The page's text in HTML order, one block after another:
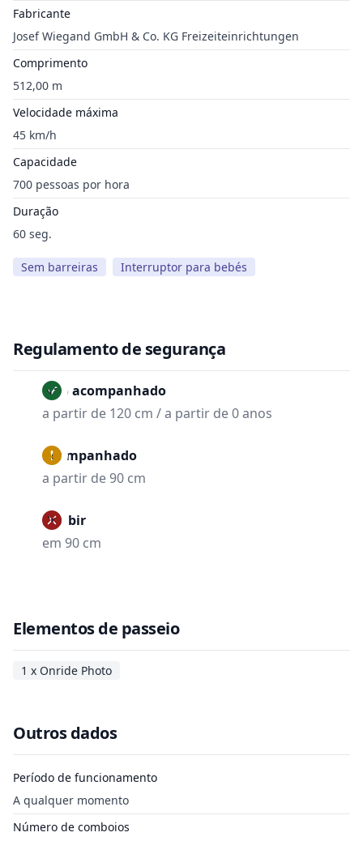
Fabricante
Josef Wiegand GmbH & Co. KG Freizeiteinrichtungen
Comprimento
512,00 m
Velocidade máxima
45 km/h
Capacidade
700 pessoas por hora
Duração
60 seg.
Sem barreiras Interruptor para bebés
Regulamento de segurança
Não acompanhado
a partir de 120 cm / a partir de 0 anos
Acompanhado
a partir de 90 cm
Proibir
em 90 cm
Elementos de passeio
1 x Onride Photo
Outros dados
Período de funcionamento
A qualquer momento
Número de comboios